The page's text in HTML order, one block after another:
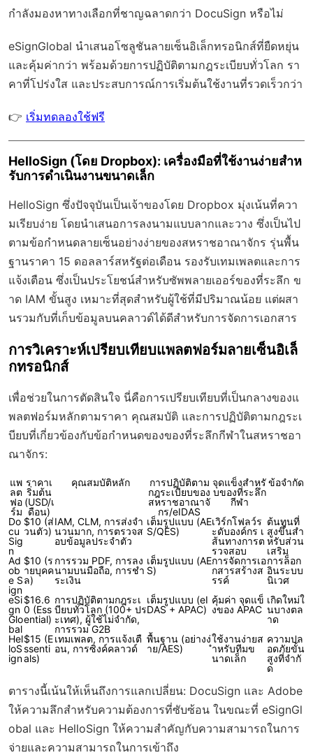
กำลังมองหาทางเลือกที่ชาญฉลาดกว่า DocuSign หรือไม่
eSignGlobal นำเสนอโซลูชันลายเซ็นอิเล็กทรอนิกส์ที่ยืดหยุ่น
และคุ้มค่ากว่า พร้อมด้วยการปฏิบัติตามกฎระเบียบทั่วโลก รา
คาที่โปร่งใส และประสบการณ์การเริ่มต้นใช้งานที่รวดเร็วกว่า
👉 เริ่มทดลองใช้ฟรี
HelloSign (โดย Dropbox): เครื่องมือที่ใช้งานง่ายสำห
รับการดำเนินงานขนาดเล็ก
HelloSign ซึ่งปัจจุบันเป็นเจ้าของโดย Dropbox มุ่งเน้นที่ควา
มเรียบง่าย โดยนำเสนอการลงนามแบบลากและวาง ซึ่งเป็นไป
ตามข้อกำหนดลายเซ็นอย่างง่ายของสหราชอาณาจักร รุ่นพื้น
ฐานราคา 15 ดอลลาร์สหรัฐต่อเดือน รองรับเทมเพลตและการ
แจ้งเตือน ซึ่งเป็นประโยชน์สำหรับซัพพลายเออร์ของที่ระลึก ข
าด IAM ขั้นสูง เหมาะที่สุดสำหรับผู้ใช้ที่มีปริมาณน้อย แต่ผสา
นรวมกับที่เก็บข้อมูลบนคลาวด์ได้ดีสำหรับการจัดการเอกสาร
การวิเคราะห์เปรียบเทียบแพลตฟอร์มลายเซ็นอิเล็
กทรอนิกส์
เพื่อช่วยในการตัดสินใจ นี่คือการเปรียบเทียบที่เป็นกลางของแ
พลตฟอร์มหลักตามราคา คุณสมบัติ และการปฏิบัติตามกฎระเ
บียบที่เกี่ยวข้องกับข้อกำหนดของของที่ระลึกกีฬาในสหราชอา
ณาจักร:
แพ
ลต
ฟอ
ร์ม
ราคาเ
ริ่มต้น
(USD/เ
ดือน)
คุณสมบัติหลัก
การปฏิบัติตาม
กฎระเบียบของ
สหราชอาณาจั
กร/eIDAS
จุดแข็งสำหรั
บของที่ระลึก
กีฬา
ข้อจำกัด
Do
cu
Sig
n
$10 (ส่
วนตัว)
IAM, CLM, การส่งจำ
นวนมาก, การตรวจส
อบข้อมูลประจำตัว
เต็มรูปแบบ (AE
S/QES)
เวิร์กโฟลว์ร
ะดับองค์กร เ
ส้นทางการต
รวจสอบ
ต้นทุนที่
สูงขึ้นสำ
หรับส่วน
เสริม
Ad
ob
e S
ign
$10 (ร
ายบุคค
ล)
การรวม PDF, การลง
นามบนมือถือ, การชำ
ระเงิน
เต็มรูปแบบ (AE
S)
การจัดการเอ
กสารสร้างส
รรค์
การล็อก
อินระบบ
นิเวศ
eSi
gn
Glo
bal
$16.6
0 (Ess
ential)
การปฏิบัติตามกฎระเ
บียบทั่วโลก (100+ ปร
ะเทศ), ผู้ใช้ไม่จำกัด,
การรวม G2B
เต็มรูปแบบ (eI
DAS + APAC)
คุ้มค่า จุดแข็
งของ APAC
เกิดใหม่ใ
นบางตล
าด
Hel
loS
ign
$15 (E
ssenti
als)
เทมเพลต, การแจ้งเตื
อน, การซิงค์คลาวด์
พื้นฐาน (อย่างง่
าย/AES)
ใช้งานง่ายส
ำหรับทีมข
นาดเล็ก
ความปล
อดภัยขั้น
สูงที่จำกั
ด
ตารางนี้เน้นให้เห็นถึงการแลกเปลี่ยน: DocuSign และ Adobe
ให้ความลึกสำหรับความต้องการที่ซับซ้อน ในขณะที่ eSignGl
obal และ HelloSign ให้ความสำคัญกับความสามารถในการ
จ่ายและความสามารถในการเข้าถึง